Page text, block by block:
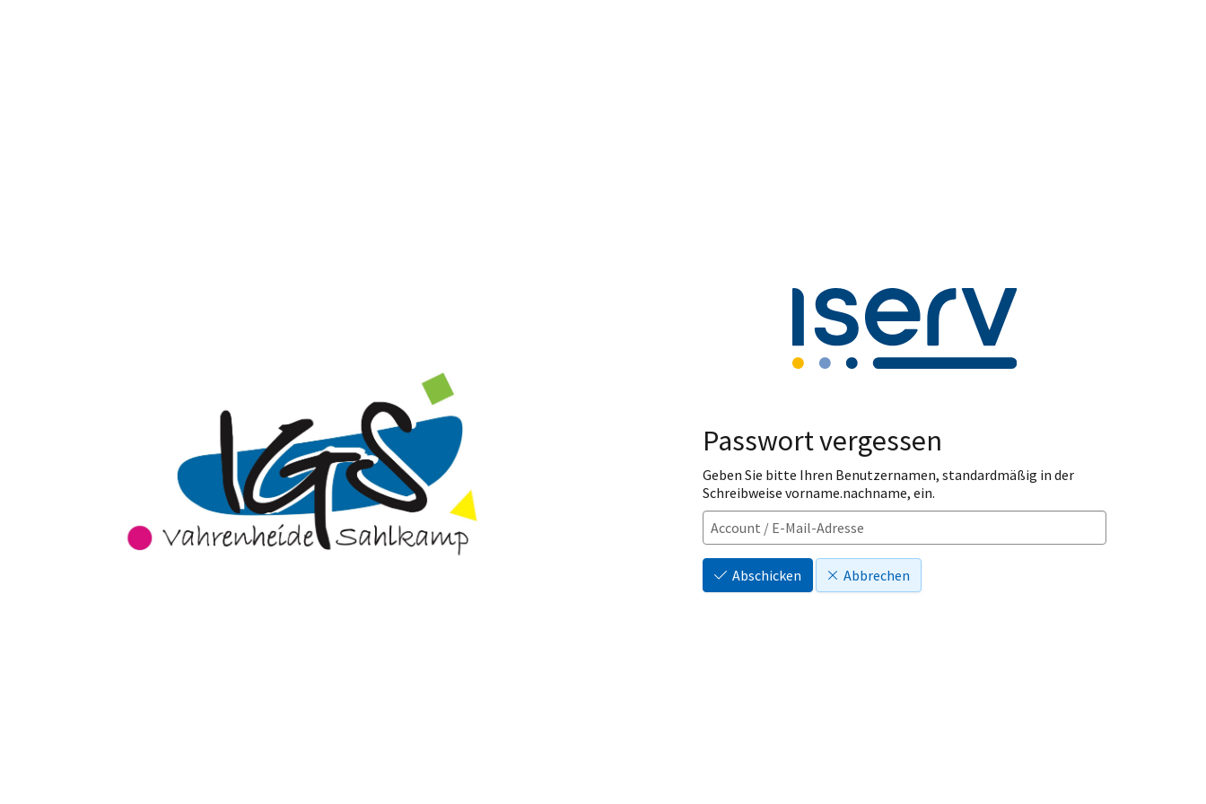
Passwort vergessen
Geben Sie bitte Ihren Benutzernamen, standardmäßig in der
Schreibweise vorname.nachname, ein.
Abschicken Abbrechen